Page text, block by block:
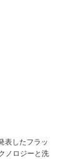
表したフラッ
ノロジーと洗